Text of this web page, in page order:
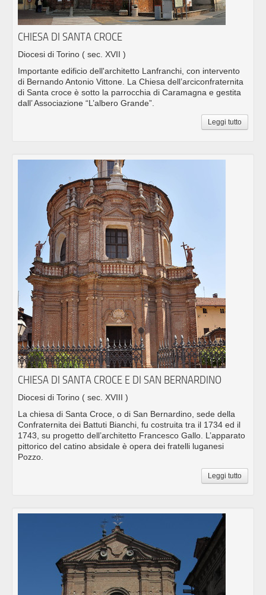
CHIESA DI SANTA CROCE
Diocesi di Torino ( sec. XVII )
Importante edificio dell'architetto Lanfranchi, con intervento
di Bernando Antonio Vittone. La Chiesa dell’arciconfraternita
di Santa croce è sotto la parrocchia di Caramagna e gestita
dall’ Associazione “L’albero Grande”.
Leggi tutto
CHIESA DI SANTA CROCE E DI SAN BERNARDINO
Diocesi di Torino ( sec. XVIII )
La chiesa di Santa Croce, o di San Bernardino, sede della
Confraternita dei Battuti Bianchi, fu costruita tra il 1734 ed il
1743, su progetto dell’architetto Francesco Gallo. L’apparato
pittorico del catino absidale è opera dei fratelli luganesi
Pozzo.
Leggi tutto